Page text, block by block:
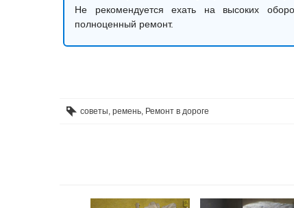
Не рекомендуется ехать на высоких
полноценный ремонт.
советы, ремень, Ремонт в дороге